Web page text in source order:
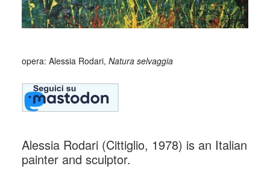
opera: Alessia Rodari, Natura selvaggia
Alessia Rodari (Cittiglio, 1978) is an Italian
painter and sculptor.